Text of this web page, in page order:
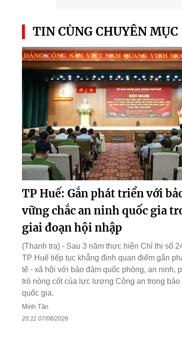
TIN CÙNG CHUYÊN MỤC
TP Huế: Gắn phát triển với
vững chắc an ninh quốc gia
giai đoạn hội nhập
(Thanh tra) - Sau 3 năm thực hiện Chỉ thị số
TP Huế tiếp tục khẳng định quan điểm gắn
tế - xã hội với bảo đảm quốc phòng, an ninh,
trò nòng cốt của lực lượng Công an trong bảo
quốc gia.
Minh Tân
20:11 07/08/2026